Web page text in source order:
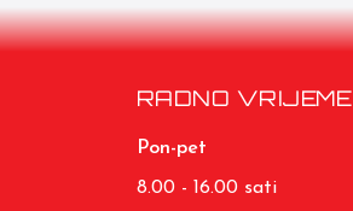
RADNO VRIJEME
Pon-pet
8.00 - 16.00 sati